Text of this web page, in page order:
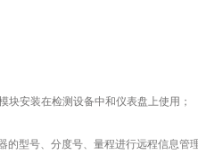
安装在检测设备中和仪表盘上使用；
号、分度号、量程进行远程信息管